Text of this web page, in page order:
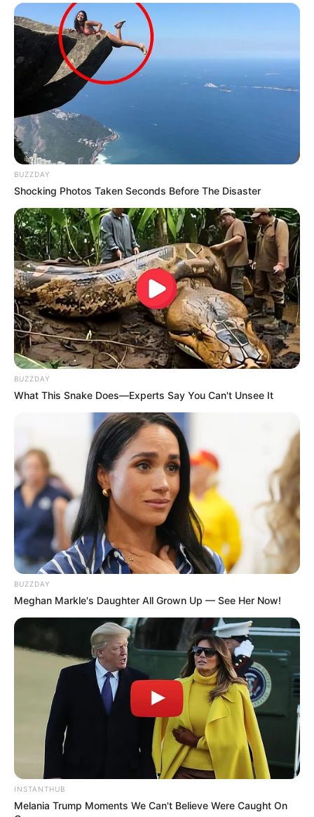
BUZZDAY
Shocking Photos Taken Seconds Before The Disaster
BUZZDAY
What This Snake Does—Experts Say You Can't Unsee It
BUZZDAY
Meghan Markle's Daughter All Grown Up — See Her Now!
INSTANTHUB
Melania Trump Moments We Can't Believe Were Caught On